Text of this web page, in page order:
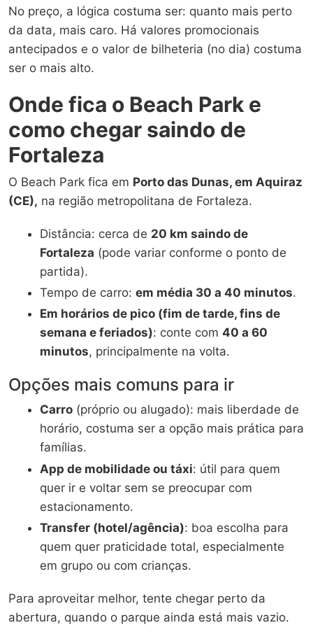
No preço, a lógica costuma ser: quanto mais perto
da data, mais caro. Há valores promocionais
antecipados e o valor de bilheteria (no dia) costuma
ser o mais alto.
Onde fica o Beach Park e
como chegar saindo de
Fortaleza
O Beach Park fica em Porto das Dunas, em Aquiraz
(CE), na região metropolitana de Fortaleza.
Distância: cerca de 20 km saindo de
Fortaleza (pode variar conforme o ponto de
partida).
Tempo de carro: em média 30 a 40 minutos.
Em horários de pico (fim de tarde, fins de
semana e feriados): conte com 40 a 60
minutos, principalmente na volta.
Opções mais comuns para ir
Carro (próprio ou alugado): mais liberdade de
horário, costuma ser a opção mais prática para
famílias.
App de mobilidade ou táxi: útil para quem
quer ir e voltar sem se preocupar com
estacionamento.
Transfer (hotel/agência): boa escolha para
quem quer praticidade total, especialmente
em grupo ou com crianças.
Para aproveitar melhor, tente chegar perto da
abertura, quando o parque ainda está mais vazio.